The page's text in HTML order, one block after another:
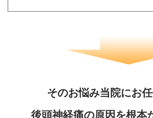
そのお悩み当院にお任
後頭神経痛の原因を根本